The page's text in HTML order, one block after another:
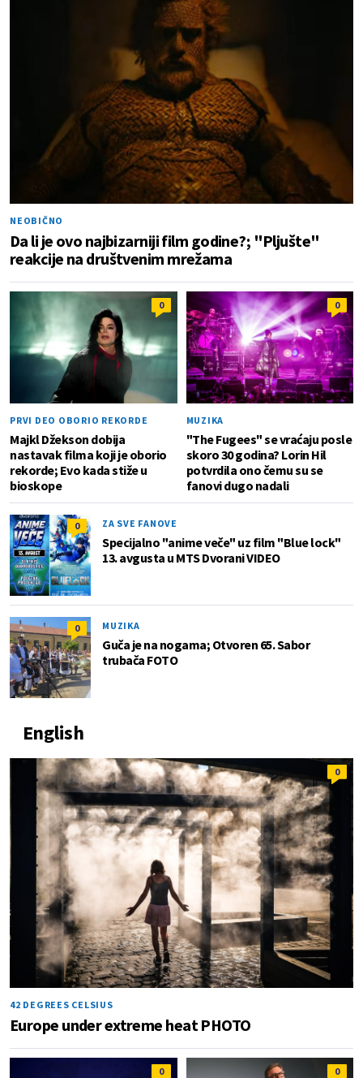
NEOBIČNO
Da li je ovo najbizarniji film godine?; "Pljušte"
reakcije na društvenim mrežama
0
PRVI DEO OBORIO REKORDE
Majkl Džekson dobija
nastavak filma koji je oborio
rekorde; Evo kada stiže u
bioskope
0
MUZIKA
"The Fugees" se vraćaju posle
skoro 30 godina? Lorin Hil
potvrdila ono čemu su se
fanovi dugo nadali
0 ZA SVE FANOVE
Specijalno "anime veče" uz film "Blue lock"
13. avgusta u MTS Dvorani VIDEO
0 MUZIKA
Guča je na nogama; Otvoren 65. Sabor
trubača FOTO
English
0
42 DEGREES CELSIUS
Europe under extreme heat PHOTO
0 0